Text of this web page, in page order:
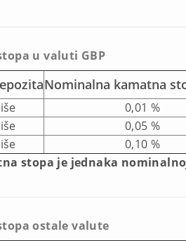
u valuti GBP
Nominalna kamatna
0,01 %
0,05 %
0,10 %
stopa je jednaka
ostale valute